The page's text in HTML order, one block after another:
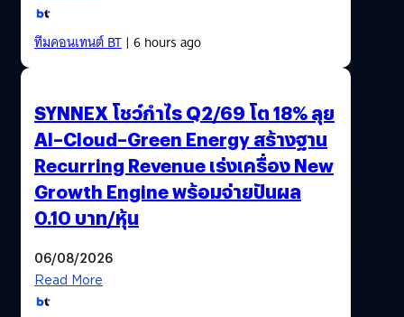
ทีมคอนเทนต์ BT| 6 hours ago
SYNNEX โชว์กำไร Q2/69 โต 18% ลุย
AI–Cloud–Green Energy สร้างฐาน
Recurring Revenue เร่งเครื่อง New
Growth Engine พร้อมจ่ายปันผล
0.10 บาท/หุ้น
06/08/2026
Read More